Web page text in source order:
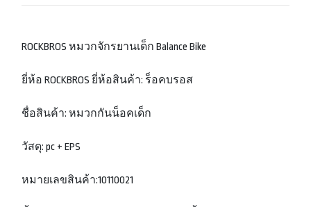
ROCKBROS หมวกจักรยานเด็ก Balance Bike
ยี่ห้อ ROCKBROS ยี่ห้อสินค้า: ร็อคบรอส
ชื่อสินค้า: หมวกกันน็อคเด็ก
วัสดุ: pc + EPS
หมายเลขสินค้า:10110021